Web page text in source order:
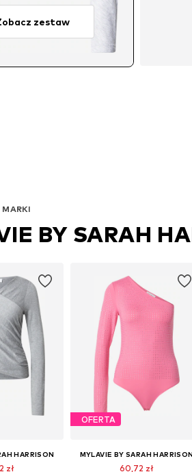
zestaw
BY SARAH
HARRISON
zł
OFERTA
MYLAVIE BY SARAH HARRISON
60,72 zł